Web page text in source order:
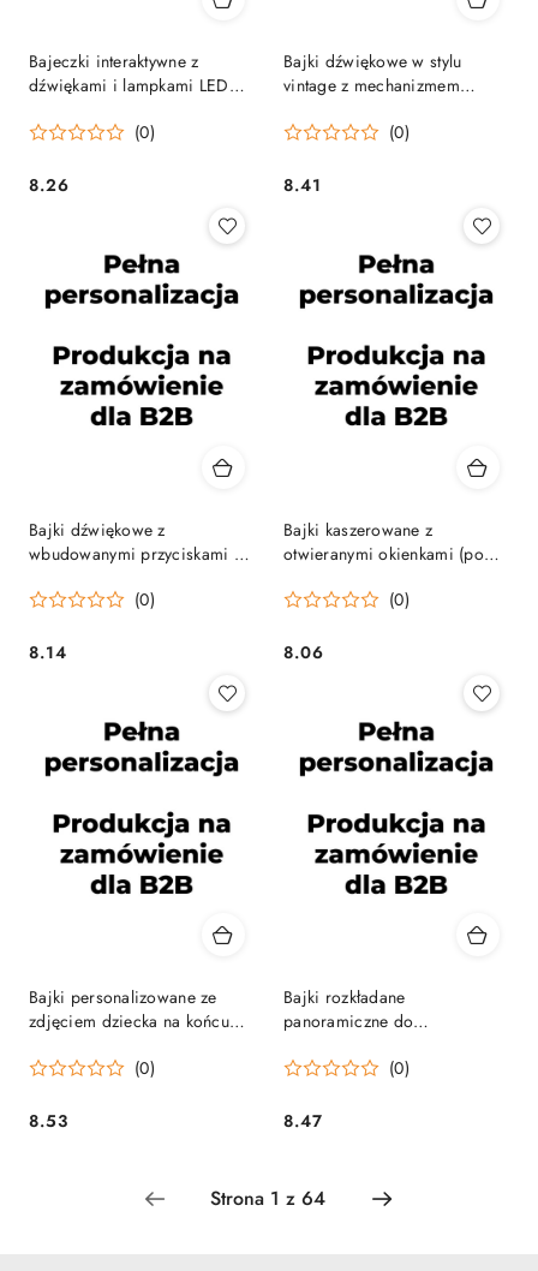
Bajeczki interaktywne z
dźwiękami i lampkami LED
(0)
Cena:
8.26
Bajki dźwiękowe w stylu
vintage z mechanizmem
(0)
Cena:
8.41
Bajki dźwiękowe z
wbudowanymi przyciskami w
(0)
Cena:
8.14
Bajki kaszerowane z
otwieranymi okienkami (pop-
(0)
Cena:
8.06
Bajki personalizowane ze
zdjęciem dziecka na końcu
(0)
Cena:
8.53
Bajki rozkładane
panoramiczne do
przedszkolnej (0)
Cena:
8.47